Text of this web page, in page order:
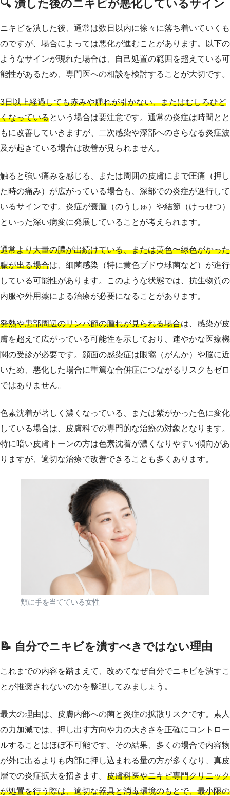
🔍 潰した後のニキビが悪化しているサイン
ニキビを潰した後、通常は数日以内に徐々に落ち着いていくも
のですが、場合によっては悪化が進むことがあります。以下の
ようなサインが現れた場合は、自己処置の範囲を超えている可
能性があるため、専門医への相談を検討することが大切です。
3日以上経過しても赤みや腫れが引かない、またはむしろひど
くなっているという場合は要注意です。通常の炎症は時間とと
もに改善していきますが、二次感染や深部へのさらなる炎症波
及が起きている場合は改善が見られません。
触ると強い痛みを感じる、または周囲の皮膚にまで圧痛（押し
た時の痛み）が広がっている場合も、深部での炎症が進行して
いるサインです。炎症が嚢腫（のうしゅ）や結節（けっせつ）
といった深い病変に発展していることが考えられます。
通常より大量の膿が出続けている、または黄色〜緑色がかった
膿が出る場合は、細菌感染（特に黄色ブドウ球菌など）が進行
している可能性があります。このような状態では、抗生物質の
内服や外用薬による治療が必要になることがあります。
発熱や患部周辺のリンパ節の腫れが見られる場合は、感染が皮
膚を超えて広がっている可能性を示しており、速やかな医療機
関の受診が必要です。顔面の感染症は眼窩（がんか）や脳に近
いため、悪化した場合に重篤な合併症につながるリスクもゼロ
ではありません。
色素沈着が著しく濃くなっている、または紫がかった色に変化
している場合は、皮膚科での専門的な治療の対象となります。
特に暗い皮膚トーンの方は色素沈着が濃くなりやすい傾向があ
りますが、適切な治療で改善できることも多くあります。
頬に手を当てている女性
📝 自分でニキビを潰すべきではない理由
これまでの内容を踏まえて、改めてなぜ自分でニキビを潰すこ
とが推奨されないのかを整理してみましょう。
最大の理由は、皮膚内部への菌と炎症の拡散リスクです。素人
の力加減では、押し出す方向や力の大きさを正確にコントロー
ルすることはほぼ不可能です。その結果、多くの場合で内容物
が外に出るよりも内部に押し込まれる量の方が多くなり、真皮
層での炎症拡大を招きます。 皮膚科医やニキビ専門クリニック
が処置を行う際は、適切な器具と消毒環境のもとで、最小限の